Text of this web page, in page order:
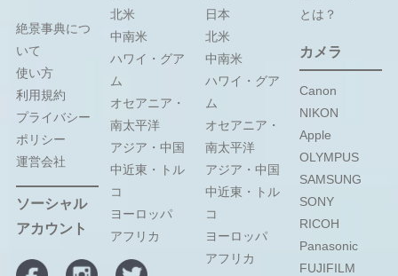
絶景事典につ
いて
使い方
利用規約
プライバシー
ポリシー
運営会社
ソーシャル
アカウント
北米
中南米
ハワイ・グア
ム
オセアニア・
南太平洋
アジア・中国
中近東・トル
コ
ヨーロッパ
アフリカ
日本
北米
中南米
ハワイ・グア
ム
オセアニア・
南太平洋
アジア・中国
中近東・トル
コ
ヨーロッパ
アフリカ
とは？
カメラ
Canon
NIKON
Apple
OLYMPUS
SAMSUNG
SONY
RICOH
Panasonic
FUJIFILM